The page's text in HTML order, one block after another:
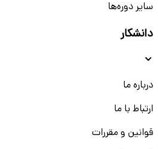
سایر دوره‌ها
دانشکار
درباره ما
ارتباط با ما
قوانین و مقررات